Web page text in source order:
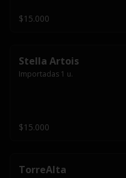
$15.000
Stella Artois
Importadas 1 u.
$15.000
TorreAlta